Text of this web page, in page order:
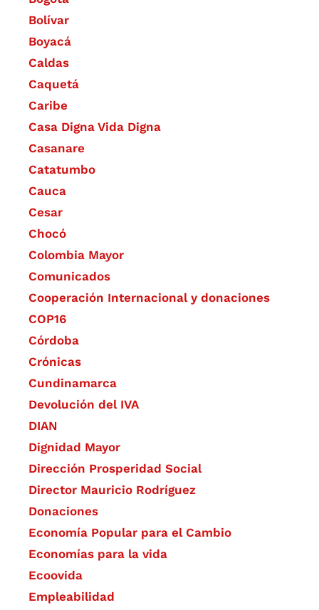
Bolívar
Boyacá
Caldas
Caquetá
Caribe
Casa Digna Vida Digna
Casanare
Catatumbo
Cauca
Cesar
Chocó
Colombia Mayor
Comunicados
Cooperación Internacional y donaciones
COP16
Córdoba
Crónicas
Cundinamarca
Devolución del IVA
DIAN
Dignidad Mayor
Dirección Prosperidad Social
Director Mauricio Rodríguez
Donaciones
Economía Popular para el Cambio
Economías para la vida
Ecoovida
Empleabilidad